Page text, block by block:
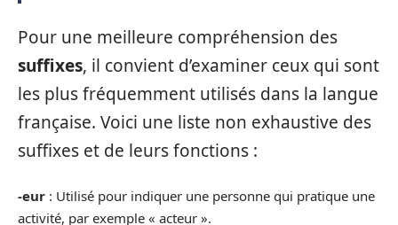
Pour une meilleure compréhension des
suffixes, il convient d’examiner ceux qui sont
les plus fréquemment utilisés dans la langue
française. Voici une liste non exhaustive des
suffixes et de leurs fonctions :
-eur : Utilisé pour indiquer une personne qui pratique une
activité, par exemple « acteur ».